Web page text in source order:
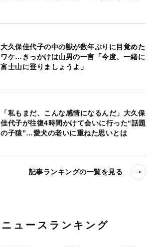
大久保佳代子の中の獣が数年ぶりに目覚めた
ワケ…きっかけは山男の一言「今度、一緒に
富士山に登りましょうよ」
「私もまだ、こんな感情になるんだ」大久保
佳代子が往復4時間かけて会いに行った“話題
の子猿”…愛犬の老いに重ねた思いとは
記事ランキングの一覧を見る
ニュースランキング